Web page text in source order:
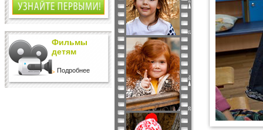
Фильмы
детям
Подробнее